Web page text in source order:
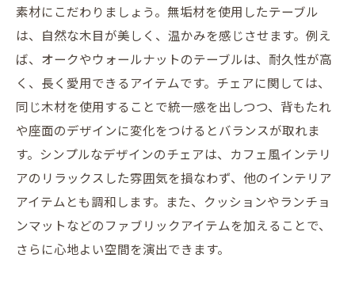
素材にこだわりましょう。無垢材を使用したテーブル
は、自然な木目が美しく、温かみを感じさせます。例え
ば、オークやウォールナットのテーブルは、耐久性が高
く、長く愛用できるアイテムです。チェアに関しては、
同じ木材を使用することで統一感を出しつつ、背もたれ
や座面のデザインに変化をつけるとバランスが取れま
す。シンプルなデザインのチェアは、カフェ風インテリ
アのリラックスした雰囲気を損なわず、他のインテリア
アイテムとも調和します。また、クッションやランチョ
ンマットなどのファブリックアイテムを加えることで、
さらに心地よい空間を演出できます。